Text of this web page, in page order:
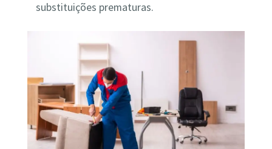
substituições prematuras.